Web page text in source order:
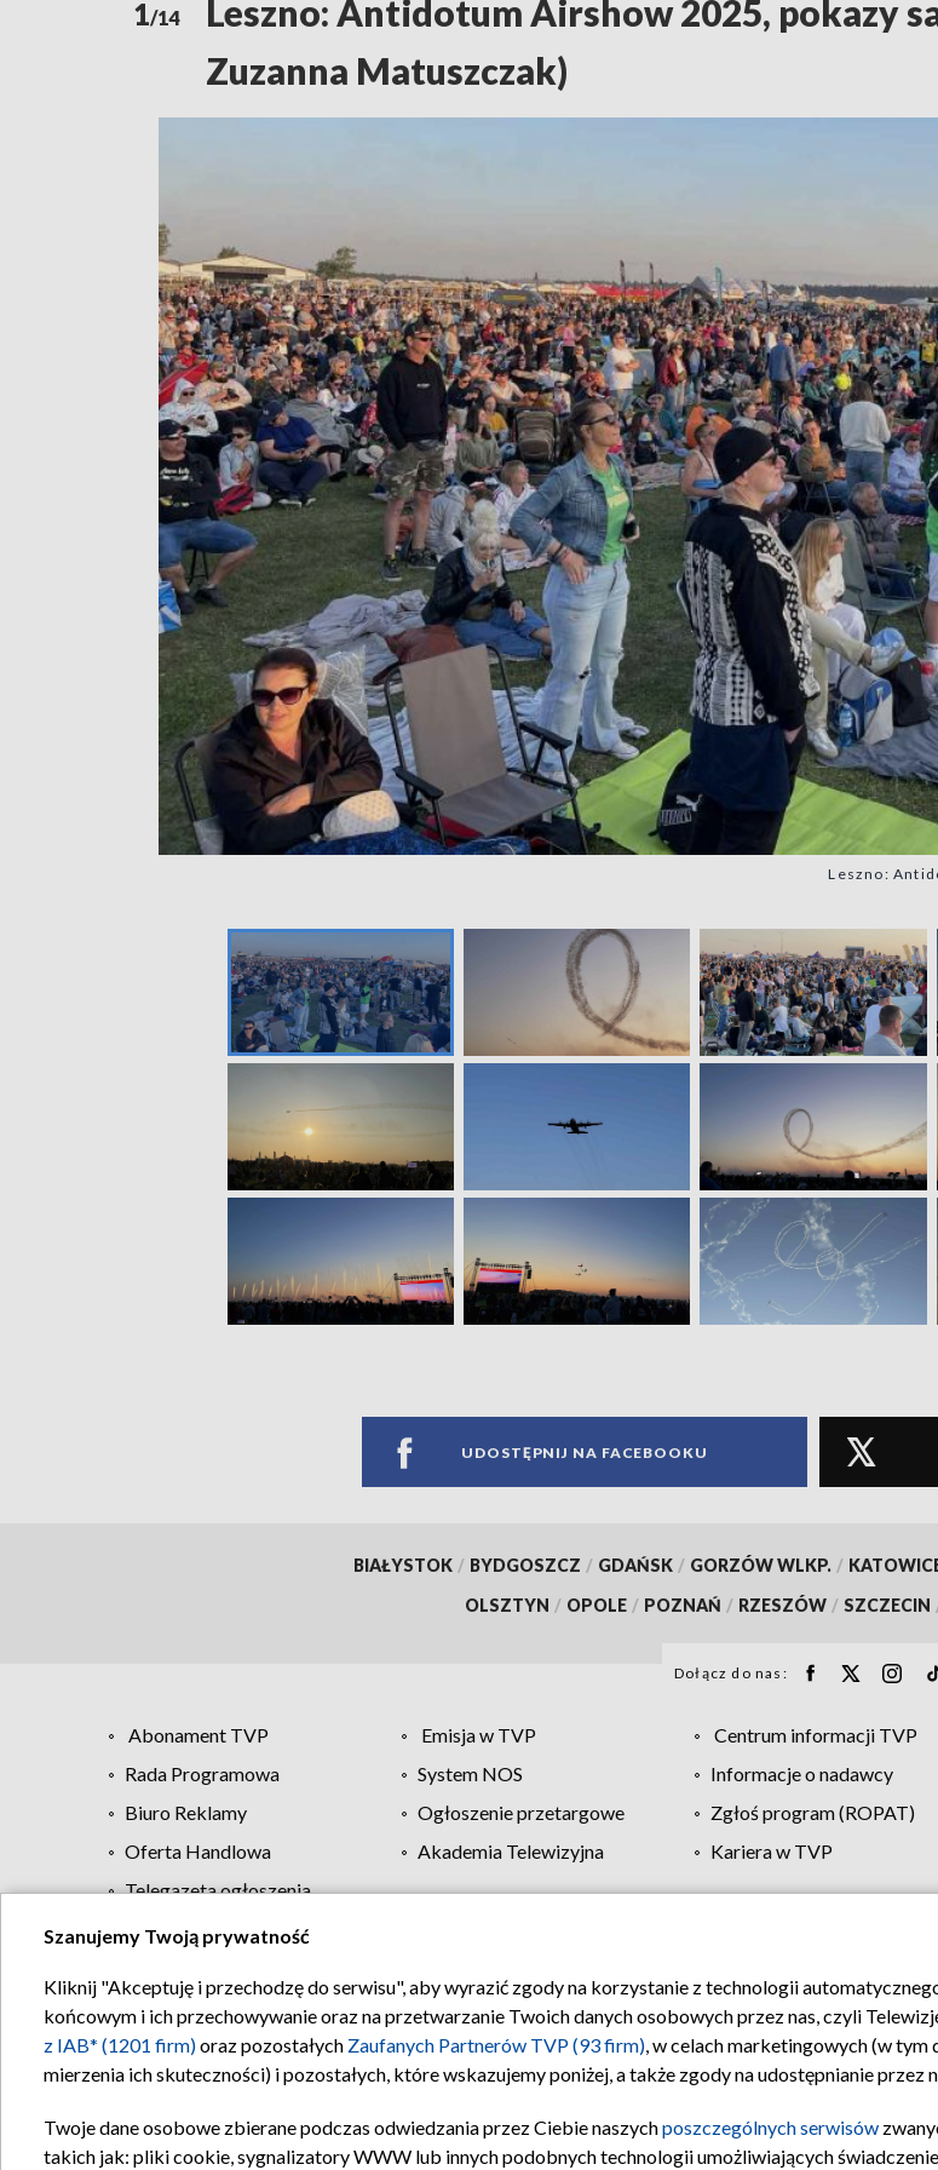
1/14
Leszno: Antidotum Airshow 2025, pokazy
Zuzanna Matuszczak)
Leszno:
UDOSTĘPNIJ NA FACEBOOKU
BIAŁYSTOK / BYDGOSZCZ / GDAŃSK / GORZÓW WLKP. /
OLSZTYN / OPOLE / POZNAŃ / RZESZÓW / SZCZECIN
Dołącz do nas:
Abonament TVP Emisja w TVP Centrum informacji TVP
Rada Programowa
System NOS Informacje o nadawcy
Biuro Reklamy
Ogłoszenie przetargowe Zgłoś program (ROPAT)
Oferta Handlowa
Akademia Telewizyjna Kariera w TVP
Telegazeta ogłoszenia
Regulamin TVP Polityka prywatności Moje zgody
Szanujemy Twoją prywatność
Kliknij "Akceptuję i przechodzę do serwisu", aby wyrazić zgody na korzystanie z technologii
końcowym i ich przechowywanie oraz na przetwarzanie Twoich danych osobowych przez nas, czyli
z IAB* (1201 firm)oraz pozostałych Zaufanych Partnerów TVP (93 firm), w celach marketingowych (w
mierzenia ich skuteczności) i pozostałych, które wskazujemy poniżej, a także zgody na udostępnianie
Twoje dane osobowe zbierane podczas odwiedzania przez Ciebie naszychposzczególnych serwisów
takich jak: pliki cookie, sygnalizatory WWW lub innych podobnych technologii umożliwiających